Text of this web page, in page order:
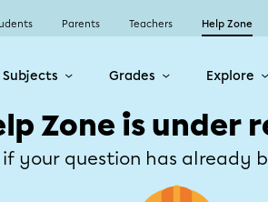
Parents Teachers Help Zone
Subjects Grades Explore
Zone is under
if your question has already